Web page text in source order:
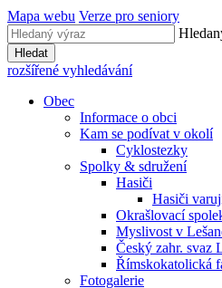
Mapa webu Verze pro seniory
Hledat
rozšířené vyhledávání
Obec
Informace o obci
Kam se podívat v okolí
Cyklostezky
Spolky & sdružení
Hasiči
Hasiči
Okrašlovací
Myslivost v
Český zahr. svaz
Římskokatolická
Fotogalerie